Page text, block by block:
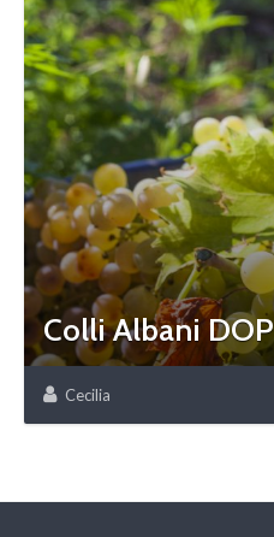
Colli Albani DOP
Cecilia